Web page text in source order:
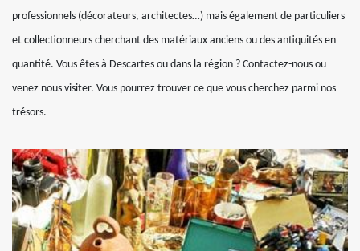
professionnels (décorateurs, architectes…) mais également de particuliers
et collectionneurs cherchant des matériaux anciens ou des antiquités en
quantité. Vous êtes à Descartes ou dans la région ? Contactez-nous ou
venez nous visiter. Vous pourrez trouver ce que vous cherchez parmi nos
trésors.